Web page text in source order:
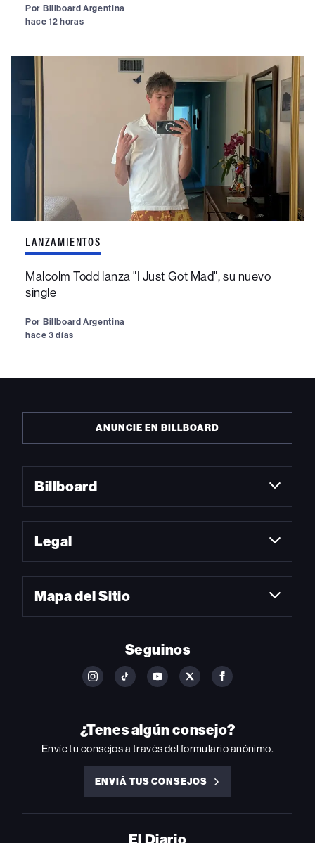
Por Billboard Argentina
hace 12 horas
LANZAMIENTOS
Malcolm Todd lanza "I Just Got Mad", su nuevo
single
Por Billboard Argentina
hace 3 días
ANUNCIE EN BILLBOARD
Billboard
Legal
Mapa del Sitio
Seguinos
FOLLOW
ON
INSTAGRAM
FOLLOW
ON
YOUTUBE
FOLLOW
ON
YOUTUBE
FOLLOW
ON
FOLLOW
ON
FACEBOOK
¿Tenes algún consejo?
Envíe tu consejos a través del formulario anónimo.
ENVIÁ TUS CONSEJOS
ENVIÁ
CONSEJOS
El Diario